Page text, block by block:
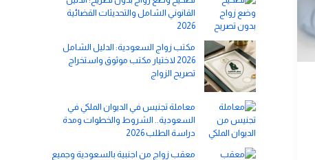
القانوني الشامل والتحديثات القضائية
2026
مكتب زواج السعودية: الدليل الشامل
2026 لاختيار مكتب موثوق واستخراج
تصريح الزواج
معاملة تجنيس في الديوان الملكي في
السعودية.. الشروط والخطوات ومدة
دراسة الطلب 2026
معقب زواج من اجنبية بالسعودية وجميع